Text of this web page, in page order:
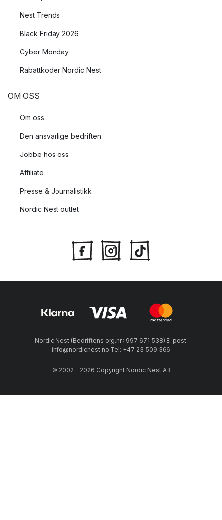
Nest Trends
Black Friday 2026
Cyber Monday
Rabattkoder Nordic Nest
OM OSS
Om oss
Den ansvarlige bedriften
Jobbe hos oss
Affiliate
Presse & Journalistikk
Nordic Nest outlet
Nordic Nest (Bedriftens org.nr.: 997 671 538) E-post:
info@nordicnest.no Tel: +47 23 509 366
© 2002 - 2026 Copyright Nordic Nest AB